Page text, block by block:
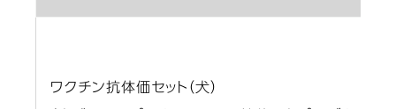
ワクチン抗体価セット（犬）